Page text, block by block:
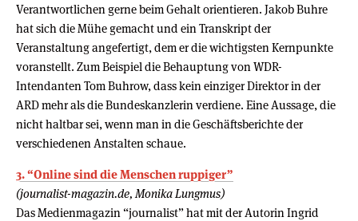
Verantwortlichen gerne beim Gehalt orientieren. Jakob Buhre
hat sich die Mühe gemacht und ein Transkript der
Veranstaltung angefertigt, dem er die wichtigsten Kernpunkte
voranstellt. Zum Beispiel die Behauptung von WDR-
Intendanten Tom Buhrow, dass kein einziger Direktor in der
ARD mehr als die Bundeskanzlerin verdiene. Eine Aussage, die
nicht haltbar sei, wenn man in die Geschäftsberichte der
verschiedenen Anstalten schaue.
3. “Online sind die Menschen ruppiger”
(journalist-magazin.de, Monika Lungmus)
Das Medienmagazin “journalist” hat mit der Autorin Ingrid